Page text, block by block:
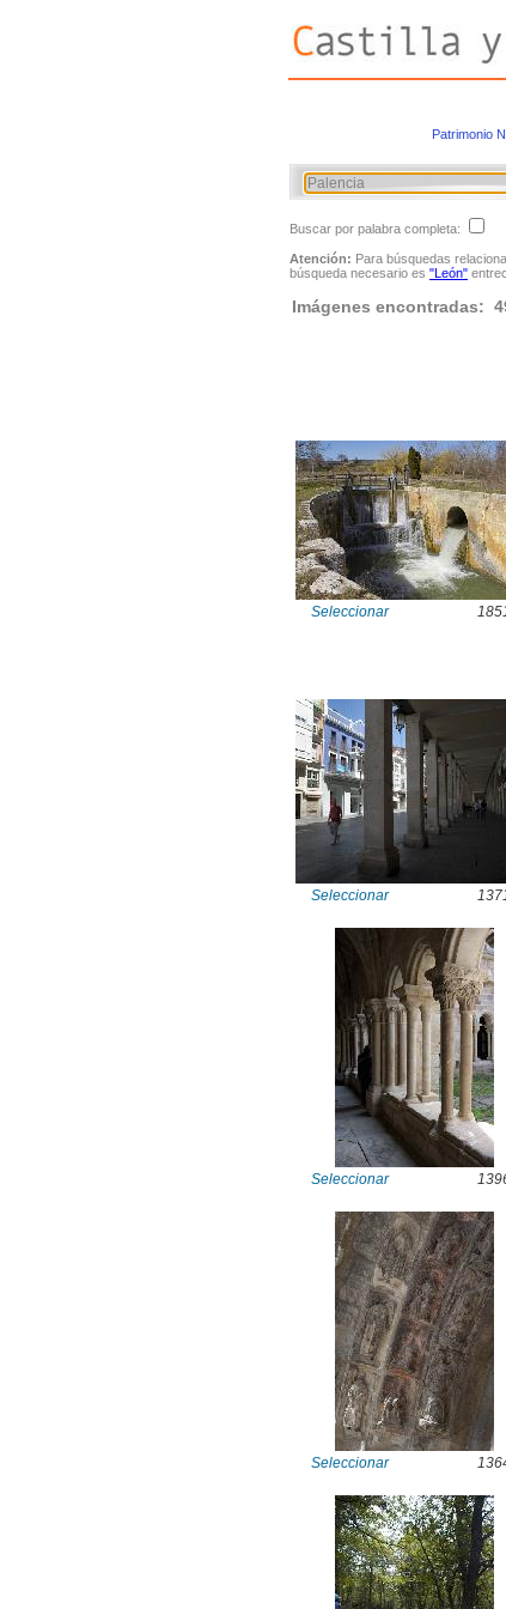
Patrimonio
Buscar por palabra completa:
Atención: Para búsquedas
búsqueda necesario es "León"
Imágenes encontradas:
Seleccionar
Seleccionar
Seleccionar
Seleccionar